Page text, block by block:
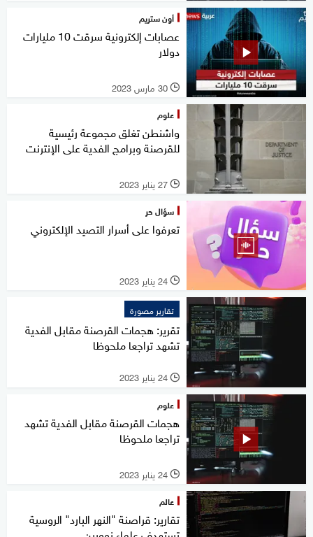
أون ستريم
عصابات إلكترونية سرقت 10 مليارات
دولار
l 30 مارس 2023
علوم
واشنطن تغلق مجموعة رئيسية
للقرصنة وبرامج الفدية على الإنترنت
l 27 يناير 2023
سؤال حر
تعرفوا على أسرار التصيد الإلكتروني
l 24 يناير 2023
تقارير مصورة
تقرير: هجمات القرصنة مقابل الفدية
تشهد تراجعا ملحوظا
l 24 يناير 2023
علوم
هجمات القرصنة مقابل الفدية تشهد
تراجعا ملحوظا
l 24 يناير 2023
عالم
تقارير: قراصنة "النهر البارد" الروسية